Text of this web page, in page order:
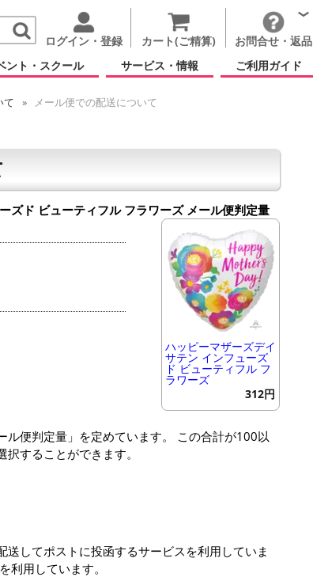
ログイン・登録 カート(ご精算)
お問合せ・返品
ント・スクール サービス・情報 ご利用ガイド
て メール便での配送について
ズド ビューティフル フラワーズ メール便判定量
ハッピーマザーズデイ
サテン インフューズ
ド ビューティフル フ
ラワーズ
312円
便判定量」を定めています。 この合計が100以
することができます。
してポストに投函するサービスを利用していま
利用しています。